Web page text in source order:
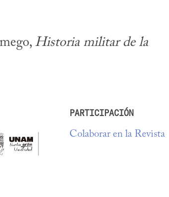
Historia militar de la
PARTICIPACIÓN
Colaborar en la Revista